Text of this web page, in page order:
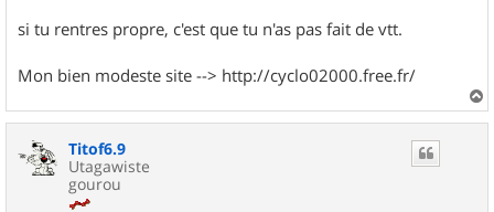
si tu rentres propre, c'est que tu n'as pas fait de vtt.
Mon bien modeste site --> http://cyclo02000.free.fr/
a
Titof6.9
Utagawiste
gourou